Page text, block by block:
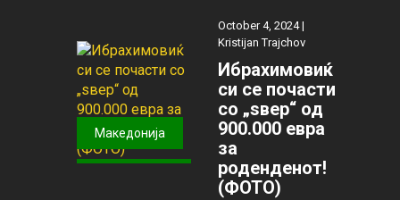
Македонија
October 4, 2024 |
Kristijan Trajchov
Ибрахимовиќ
си се почасти
со „ѕвер“ од
900.000 евра
за
роденденот!
(ФОТО)